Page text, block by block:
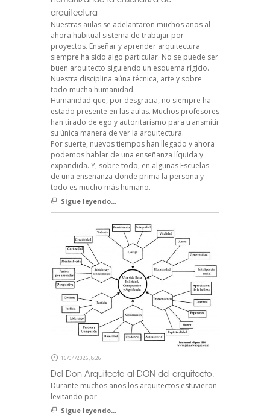
arquitectura
Nuestras aulas se adelantaron muchos años al
ahora habitual sistema de trabajar por
proyectos. Enseñar y aprender arquitectura
siempre ha sido algo particular. No se puede ser
buen arquitecto siguiendo un esquema rígido.
Nuestra disciplina aúna técnica, arte y sobre
todo mucha humanidad.
Humanidad que, por desgracia, no siempre ha
estado presente en las aulas. Muchos profesores
han tirado de ego y autoritarismo para transmitir
su única manera de ver la arquitectura.
Por suerte, nuevos tiempos han llegado y ahora
podemos hablar de una enseñanza líquida y
expandida. Y, sobre todo, en algunas Escuelas
de una enseñanza donde prima la persona y
todo es mucho más humano.
Sigue leyendo...
16/04/2026, 8:26
Del Don Arquitecto al DON del arquitecto.
Durante muchos años los arquitectos estuvieron
levitando por
Sigue leyendo...